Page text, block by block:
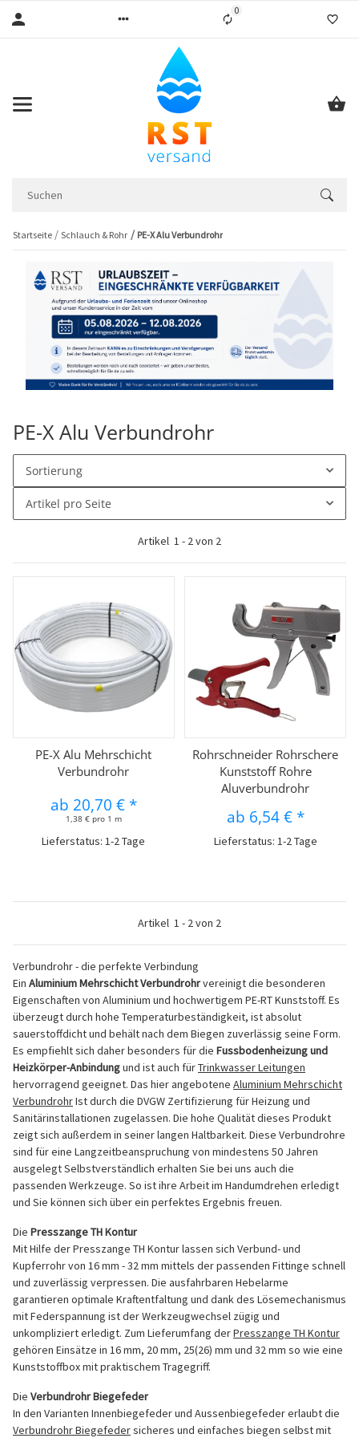
0Liste ist leer
Startseite Schlauch & Rohr PE-X Alu Verbundrohr
PE-X Alu Verbundrohr
Sortierung
Artikel pro Seite
Artikel 1 - 2von 2
PE-X Alu Mehrschicht
Verbundrohr
ab 20,70 € *
1,38 € pro 1 m
Lieferstatus: 1-2 Tage
Rohrschneider Rohrschere
Kunststoff Rohre
Aluverbundrohr
ab 6,54 € *
Lieferstatus: 1-2 Tage
Artikel 1 - 2 von 2
Verbundrohr - die perfekte Verbindung
Ein Aluminium Mehrschicht Verbundrohrvereinigt die besonderen
Eigenschaften von Aluminium und hochwertigem PE-RT Kunststoff. Es
überzeugt durch hohe Temperaturbeständigkeit, ist absolut
sauerstoffdicht und behält nach dem Biegen zuverlässig seine Form.
Es empfiehlt sich daher besonders für die Fussbodenheizung und
Heizkörper-Anbindungund ist auch fürTrinkwasser Leitungen
hervorragend geeignet. Das hier angebotene Aluminium Mehrschicht
VerbundrohrIst durch die DVGW Zertifizierung für Heizung und
Sanitärinstallationen zugelassen. Die hohe Qualität dieses Produkt
zeigt sich außerdem in seiner langen Haltbarkeit. Diese Verbundrohre
sind für eine Langzeitbeanspruchung von mindestens 50 Jahren
ausgelegt Selbstverständlich erhalten Sie bei uns auch die
passenden Werkzeuge. So ist ihre Arbeit im Handumdrehen erledigt
und Sie können sich über ein perfektes Ergebnis freuen.
Die Presszange TH Kontur
Mit Hilfe der Presszange TH Kontur lassen sich Verbund- und
Kupferrohr von 16 mm - 32 mm mittels der passenden Fittinge schnell
und zuverlässig verpressen. Die ausfahrbaren Hebelarme
garantieren optimale Kraftentfaltung und dank des Lösemechanismus
mit Federspannung ist der Werkzeugwechsel zügig und
unkompliziert erledigt. Zum Lieferumfang derPresszange TH Kontur
gehören Einsätze in 16 mm, 20 mm, 25(26) mm und 32 mm so wie eine
Kunststoffbox mit praktischem Tragegriff.
Die Verbundrohr Biegefeder
In den Varianten Innenbiegefeder und Aussenbiegefeder erlaubt die
Verbundrohr Biegefedersicheres und einfaches biegen selbst mit